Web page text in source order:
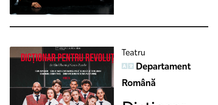
Teatru
Departament
Română